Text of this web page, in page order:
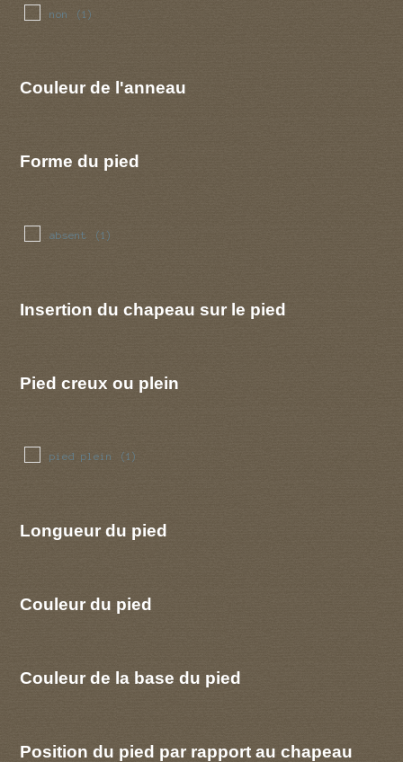
non (1)
Couleur de l'anneau
Forme du pied
absent (1)
Insertion du chapeau sur le pied
Pied creux ou plein
pied plein (1)
Longueur du pied
Couleur du pied
Couleur de la base du pied
Position du pied par rapport au chapeau